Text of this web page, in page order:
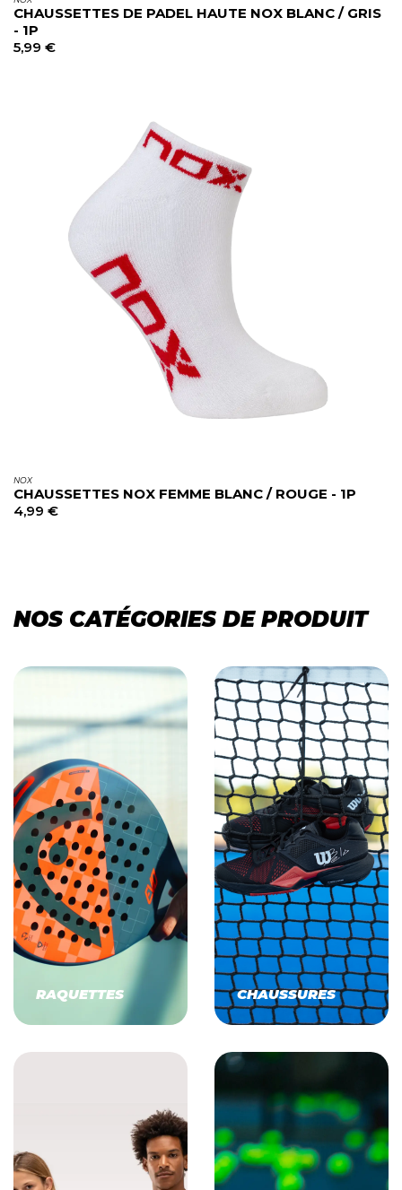
CHAUSSETTES DE PADEL HAUTE NOX BLANC / GRIS
- 1P
5,99 €
NOX
CHAUSSETTES NOX FEMME BLANC / ROUGE - 1P
4,99 €
NOS CATÉGORIES DE PRODUIT
RAQUETTES CHAUSSURES